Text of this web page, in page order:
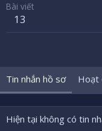
Bài viết
13
Tin nhắn hồ sơ Hoạt
Hiện tại không có tin